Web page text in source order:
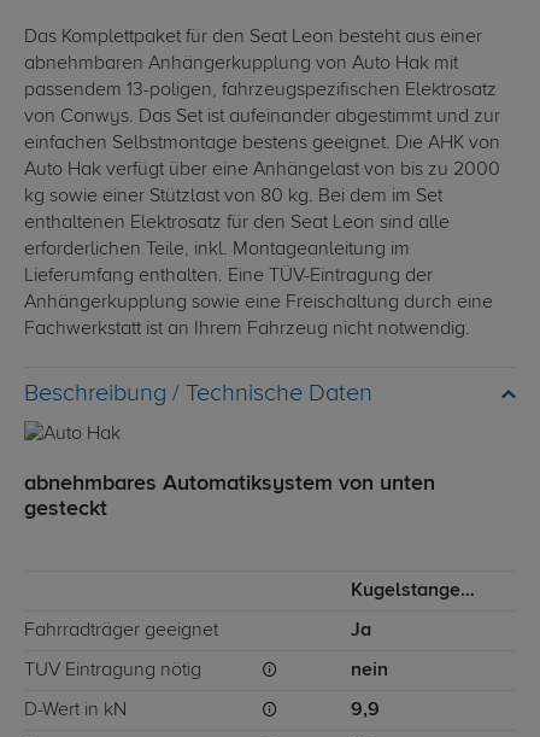
Das Komplettpaket für den Seat Leon besteht aus einer
abnehmbaren Anhängerkupplung von Auto Hak mit
passendem 13-poligen, fahrzeugspezifischen Elektrosatz
von Conwys. Das Set ist aufeinander abgestimmt und zur
einfachen Selbstmontage bestens geeignet. Die AHK von
Auto Hak verfügt über eine Anhängelast von bis zu 2000
kg sowie einer Stützlast von 80 kg. Bei dem im Set
enthaltenen Elektrosatz für den Seat Leon sind alle
erforderlichen Teile, inkl. Montageanleitung im
Lieferumfang enthalten. Eine TÜV-Eintragung der
Anhängerkupplung sowie eine Freischaltung durch eine
Fachwerkstatt ist an Ihrem Fahrzeug nicht notwendig.
Technische Daten
abnehmbares Automatiksystem von unten
gesteckt
Kugelstange von unten gesteckt
Fahrradträger geeignet Ja
TÜV Eintragung nötig nein
D-Wert in kN 9,9